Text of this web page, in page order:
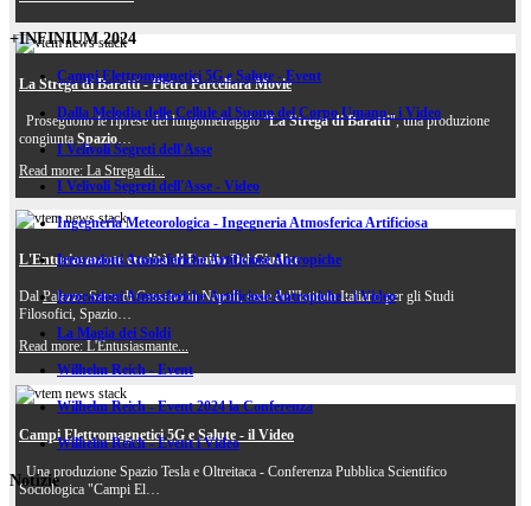
La Strega di Baratti - Pietra Parcellara Movie
Proseguono le riprese del lungometraggio "La Strega di Baratti", una produzione
congiunta Spazio…
Read more: La Strega di...
L'Entusiasmante eredità di Emilio Del Giudice
DalPalazzo Serra di Cassanoin Napoli, sede dell'Istituto Italiano per gli Studi
Filosofici, Spazio…
Read more: L'Entusiasmante...
Campi Elettromagnetici 5G e Salute - il Video
Una produzione Spazio Tesla e Oltreitaca - Conferenza Pubblica Scientifico
Sociologica "Campi El…
+INFINIUM 2024
Campi Elettromagnetici 5G e Salute - Event
Dalla Melodia delle Cellule al Suono del Corpo Umano - i Video
I Velivoli Segreti dell'Asse
I Velivoli Segreti dell'Asse - Video
Ingegneria Meteorologica - Ingegneria Atmosferica Artificiosa
Irrorazioni Atmosferiche Artificiose Antropiche
Irrorazioni Atmosferiche Artificiose Antropiche - i Video
La Magia dei Soldi
Wilhelm Reich - Event
Wilhelm Reich - Event 2024 la Conferenza
Wilhelm Reich - Event i Video
Notizie